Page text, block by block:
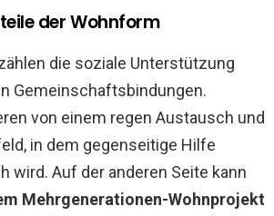
der Wohnform
die soziale Unterstützung
Gemeinschaftsbindungen.
von einem regen Austausch und
in dem gegenseitige Hilfe
wird. Auf der anderen Seite kann
Mehrgenerationen-Wohnprojekt